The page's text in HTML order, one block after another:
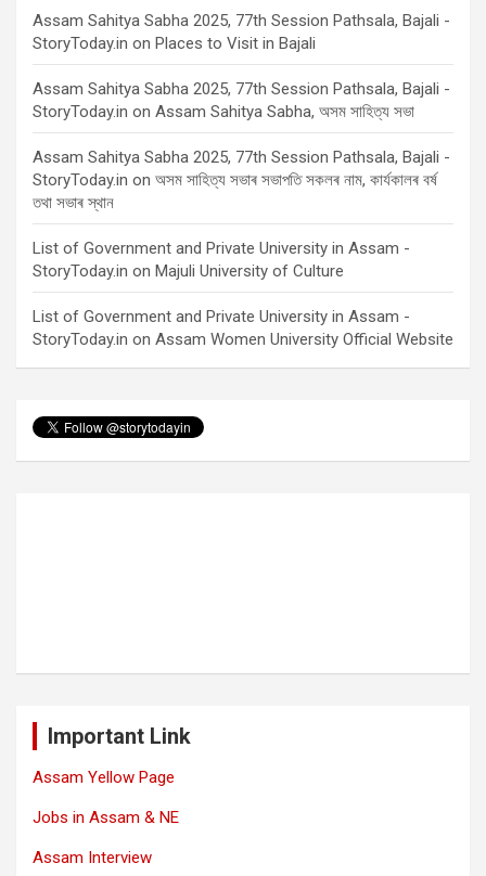
Assam Sahitya Sabha 2025, 77th Session Pathsala, Bajali -
StoryToday.in on Places to Visit in Bajali
Assam Sahitya Sabha 2025, 77th Session Pathsala, Bajali -
StoryToday.in on Assam Sahitya Sabha, অসম সাহিত্য সভা
Assam Sahitya Sabha 2025, 77th Session Pathsala, Bajali -
StoryToday.in on অসম সাহিত্য সভাৰ সভাপতি সকলৰ নাম, কাৰ্যকালৰ বৰ্ষ
তথা সভাৰ স্থান
List of Government and Private University in Assam -
StoryToday.in on Majuli University of Culture
List of Government and Private University in Assam -
StoryToday.in on Assam Women University Official Website
Important Link
Assam Yellow Page
Jobs in Assam & NE
Assam Interview